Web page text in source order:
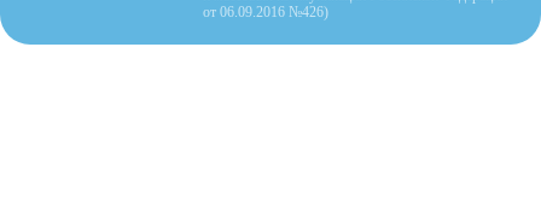
от 06.09.2016 №426)